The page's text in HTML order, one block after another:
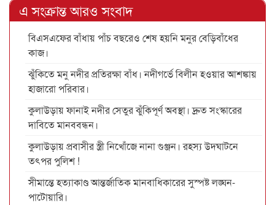
এ সংক্রান্ত আরও সংবাদ
বিএসএফের বাঁধায় পাঁচ বছরেও শেষ হয়নি মনুর বেড়িবাঁধের
কাজ।
ঝুঁকিতে মনু নদীর প্রতিরক্ষা বাঁধ। নদীগর্ভে বিলীন হওয়ার আশঙ্কায়
হাজারো পরিবার।
কুলাউড়ায় ফানাই নদীর সেতুর ঝুঁকিপূর্ণ অবস্থা। দ্রুত সংস্কারের
দাবিতে মানববন্ধন।
কুলাউড়ায় প্রবাসীর স্ত্রী নিখোঁজে নানা গুঞ্জন। রহস্য উদঘাটনে
তৎপর পুলিশ !
সীমান্তে হত্যাকাণ্ড আন্তর্জাতিক মানবাধিকারের সুস্পষ্ট লঙ্ঘন-
পাটোয়ারি।